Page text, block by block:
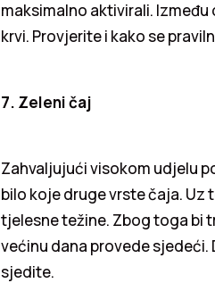
maksimalno aktivirali.
krvi. Provjerite i kako se
7. Zeleni čaj
Zahvaljujući visokom udjelu
bilo koje druge vrste čaja. Uz
tjelesne težine. Zbog toga bi
većinu dana provede
sjedite.